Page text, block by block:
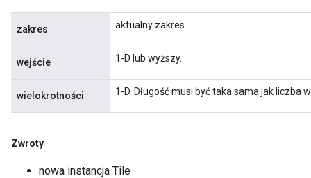
zakres aktualny zakres
wejście 1-D lub wyższy.
wielokrotności 1-D. Długość musi być taka sama jak liczba
Zwroty
nowa instancja Tile